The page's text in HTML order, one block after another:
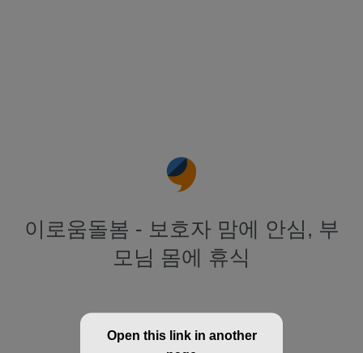
이로움돌봄 - 보호자 맘에 안심, 부
모님 몸에 휴식